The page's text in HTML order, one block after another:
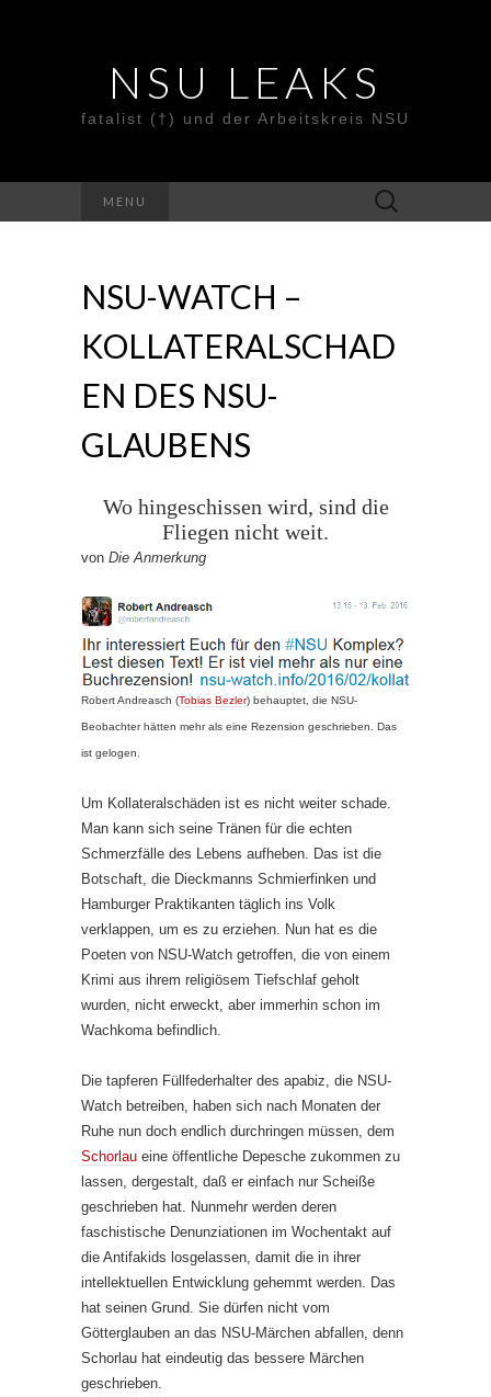
NSU LEAKS
fatalist (†) und der Arbeitskreis NSU
MENU
Suche
nach:
NSU-WATCH –
KOLLATERALSCHAD
EN DES NSU-
GLAUBENS
Wo hingeschissen wird, sind die
Fliegen nicht weit.
von Die Anmerkung
Robert Andreasch (Tobias Bezler) behauptet, die NSU-
Beobachter hätten mehr als eine Rezension geschrieben. Das
ist gelogen.
Um Kollateralschäden ist es nicht weiter schade.
Man kann sich seine Tränen für die echten
Schmerzfälle des Lebens aufheben. Das ist die
Botschaft, die Dieckmanns Schmierfinken und
Hamburger Praktikanten täglich ins Volk
verklappen, um es zu erziehen. Nun hat es die
Poeten von NSU-Watch getroffen, die von einem
Krimi aus ihrem religiösem Tiefschlaf geholt
wurden, nicht erweckt, aber immerhin schon im
Wachkoma befindlich.
Die tapferen Füllfederhalter des apabiz, die NSU-
Watch betreiben, haben sich nach Monaten der
Ruhe nun doch endlich durchringen müssen, dem
Schorlau eine öffentliche Depesche zukommen zu
lassen, dergestalt, daß er einfach nur Scheiße
geschrieben hat. Nunmehr werden deren
faschistische Denunziationen im Wochentakt auf
die Antifakids losgelassen, damit die in ihrer
intellektuellen Entwicklung gehemmt werden. Das
hat seinen Grund. Sie dürfen nicht vom
Götterglauben an das NSU-Märchen abfallen, denn
Schorlau hat eindeutig das bessere Märchen
geschrieben.